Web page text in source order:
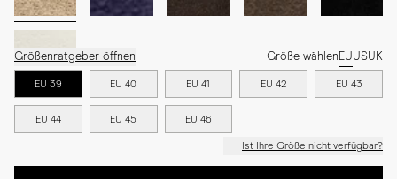
Größenratgeber öffnen Größe wählenEUUSUK
EU 39 EU 40 EU 41 EU 42 EU 43
EU 44 EU 45 EU 46
Ist Ihre Größe nicht verfügbar?